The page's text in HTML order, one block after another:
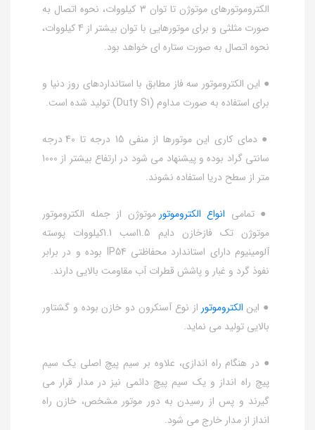
الکتروموتورهای موتوژن تا توان 3 کیلووات، نحوه اتصال به
صورت مثلثی و برای موتورهایی با توان بیشتر از 4 کیلووات،
نحوه اتصال به صورت ستاره ای خواهد بود.
● این الکتروموتور سه فاز مطابق با استانداردهای روز دنیا و
برای استفاده به صورت مداوم (Duty S1) تولید شده است.
● دمای کاری این موتورها از منفی 15 درجه تا 40 درجه
سانتی گراد بوده و پیشنهاد می شود در ارتفاع بیشتر از 1000
متر از سطح دریا استفاده نشوند.
● تمامی انواع الکتروموتور موتوژن از جمله الکتروموتور
موتوژن تک فازخازن دایم 1.5اسب 1.1کیلووات پوسته
آلومینیوم دارای استاندارد محفاظتی IP54 بوده و در برابر
نفوذ گرد و غبار و پاشش قطرات آب مقاومت بالایی دارند.
● این الکتروموتور از نوع آسنکرون دو خازن بوده و گشتاور
بالایی تولید می نماید.
● در هنگام راه اندازی، علاوه بر سیم پیچ اصلی یک سیم
پیچ راه انداز و یک سیم پیچ دائمی نیز در مدار قرار می
گیرند و پس از رسیدن به دور موتور مشخص، خازن راه
انداز از مدار خارج می شود.